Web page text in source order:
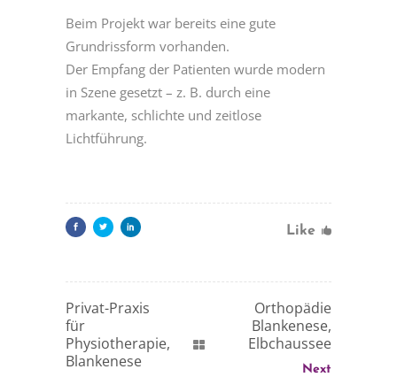
Beim Projekt war bereits eine gute
Grundrissform vorhanden.
Der Empfang der Patienten wurde modern
in Szene gesetzt – z. B. durch eine
markante, schlichte und zeitlose
Lichtführung.
Like
Privat-Praxis
für
Physiotherapie,
Blankenese
Orthopädie
Blankenese,
Elbchaussee
Next